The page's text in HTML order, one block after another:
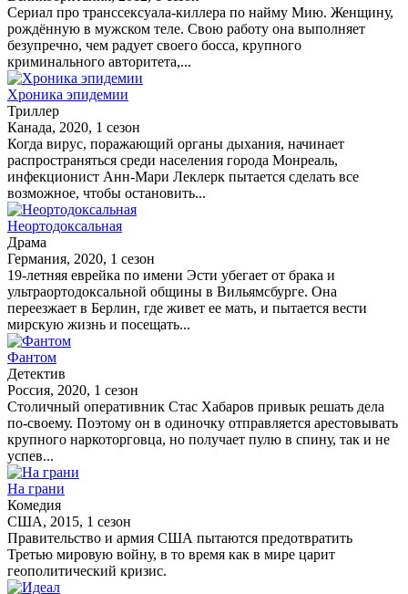
Сериал про транссексуала-киллера по найму Мию. Женщину,
рождённую в мужском теле. Свою работу она выполняет
безупречно, чем радует своего босса, крупного
криминального авторитета,...
Хроника эпидемии
Триллер
Канада, 2020, 1 сезон
Когда вирус, поражающий органы дыхания, начинает
распространяться среди населения города Монреаль,
инфекционист Анн-Мари Леклерк пытается сделать все
возможное, чтобы остановить...
Неортодоксальная
Драма
Германия, 2020, 1 сезон
19-летняя еврейка по имени Эсти убегает от брака и
ультраортодоксальной общины в Вильямсбурге. Она
переезжает в Берлин, где живет ее мать, и пытается вести
мирскую жизнь и посещать...
Фантом
Детектив
Россия, 2020, 1 сезон
Столичный оперативник Стас Хабаров привык решать дела
по-своему. Поэтому он в одиночку отправляется арестовывать
крупного наркоторговца, но получает пулю в спину, так и не
успев...
На грани
Комедия
США, 2015, 1 сезон
Правительство и армия США пытаются предотвратить
Третью мировую войну, в то время как в мире царит
геополитический кризис.